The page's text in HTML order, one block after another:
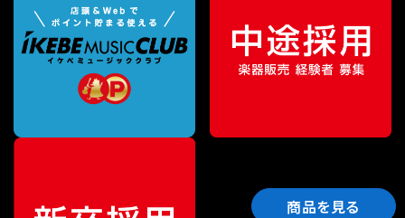
商品を見る